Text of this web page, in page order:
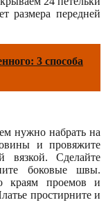
размера передней
3 способа
нужно набрать на
и провяжите
вязкой. Сделайте
боковые швы.
краям проемов и
простирните и